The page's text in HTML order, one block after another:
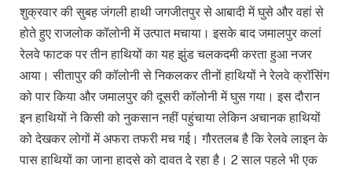
शुक्रवार की सुबह जंगली हाथी जगजीतपुर से आबादी में घुसे और वहां से
होते हुए राजलोक कॉलोनी में उत्पात मचाया। इसके बाद जमालपुर कलां
रेलवे फाटक पर तीन हाथियों का यह झुंड चलकदमी करता हुआ नजर
आया। सीतापुर की कॉलोनी से निकलकर तीनों हाथियों ने रेलवे क्रॉसिंग
को पार किया और जमालपुर की दूसरी कॉलोनी में घुस गया। इस दौरान
इन हाथियों ने किसी को नुकसान नहीं पहुंचाया लेकिन अचानक हाथियों
को देखकर लोगों में अफरा तफरी मच गई। गौरतलब है कि रेलवे लाइन के
पास हाथियों का जाना हादसे को दावत दे रहा है। 2 साल पहले भी एक